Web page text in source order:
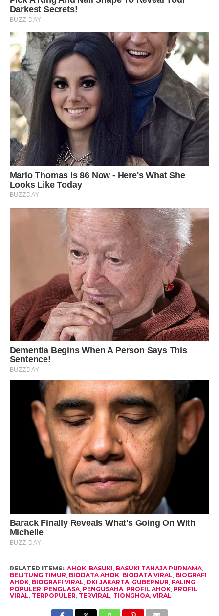
RELATED ITEMS: AHOK, BASUKI BASUKI TAHAJA PURNAMA,
BELITUNG TIMUR BIODATA AHOK, BIODATA VIRAL BIOGRAFI
AHOK, BIOGRAFI VIRAL DKI JAKARTA, GUBERNUR PALING
POPULER PENGUASA, PENGUSAHA, PROFIL AHOK, PROFIL
VIRAL TERPOPULER TERVIRAL TIONGHOA, VIRAL